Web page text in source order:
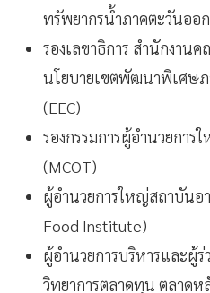
ทรัพยากรน้ำภาคตะวันออก
รองเลขาธิการ สำนักงานค
นโยบายเขตพัฒนาพิเศษ
(EEC)
รองกรรมการผู้อำนวยกา
(MCOT)
ผู้อำนวยการใหญ่สถาบันอ
Food Institute)
ผู้อำนวยการบริหารและผู้
วิทยาการตลาดทุน ตลาด